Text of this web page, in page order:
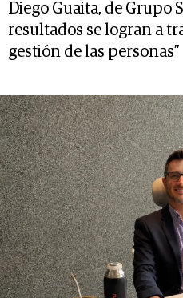
Diego Guaita, de Grupo
resultados se logran a
gestión de las personas”